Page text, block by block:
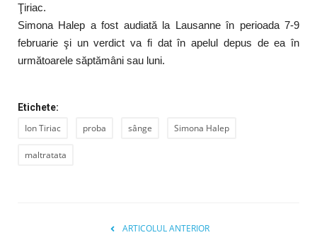
Ţiriac.
Simona Halep a fost audiată la Lausanne în perioada 7-9
februarie şi un verdict va fi dat în apelul depus de ea în
următoarele săptămâni sau luni.
Etichete:
Ion Tiriac proba sânge Simona Halep
maltratata
ARTICOLUL ANTERIOR